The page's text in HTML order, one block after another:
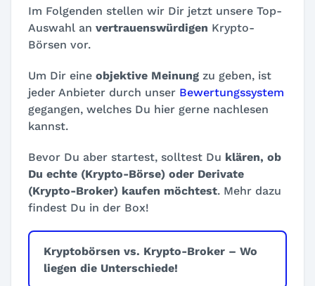
Im Folgenden stellen wir Dir jetzt unsere Top-
Auswahl an vertrauenswürdigen Krypto-
Börsen vor.
Um Dir eine objektive Meinung zu geben, ist
jeder Anbieter durch unser Bewertungssystem
gegangen, welches Du hier gerne nachlesen
kannst.
Bevor Du aber startest, solltest Du klären, ob
Du echte (Krypto-Börse) oder Derivate
(Krypto-Broker) kaufen möchtest. Mehr dazu
findest Du in der Box!
Kryptobörsen vs. Krypto-Broker – Wo
liegen die Unterschiede!